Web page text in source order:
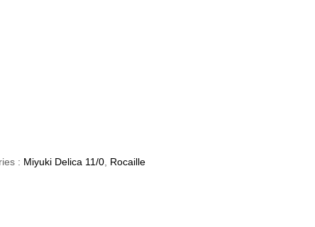
: Miyuki Delica 11/0 Rocaille